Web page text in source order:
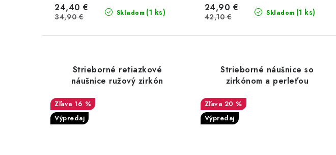
Skladom (1 ks)
24,40 €
34,90 € Skladom (1 ks)
24,90 €
42,10 €
Strieborné retiazkové
náušnice ružový zirkón
16 %
Výpredaj
Strieborné náušnice so
zirkónom a perleťou
20 %
Výpredaj